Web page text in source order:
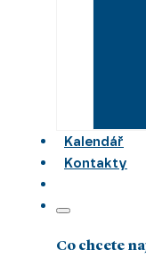
Kalendář
Kontakty
Co chcete